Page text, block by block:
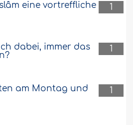
1
eine vortreffliche
1
dabei, immer das
1
am Montag und